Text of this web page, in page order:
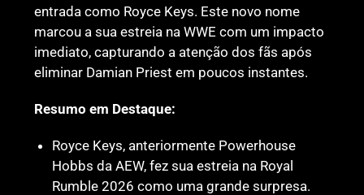
entrada como Royce Keys. Este novo nome
marcou a sua estreia na WWE com um impacto
imediato, capturando a atenção dos fãs após
eliminar Damian Priest em poucos instantes.
Resumo em Destaque:
Royce Keys, anteriormente Powerhouse
Hobbs da AEW, fez sua estreia na Royal
Rumble 2026 como uma grande surpresa.